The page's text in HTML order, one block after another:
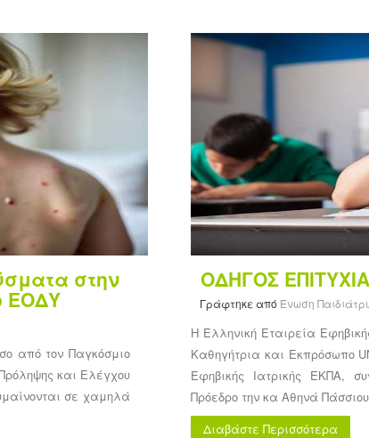
στην
ΕΟΔΥ
από τον Παγκόσμιο
και Ελέγχου
σε χαμηλά
ΟΔΗΓΟΣ
Γράφτηκε από Ένωση
Η Ελληνική Εταιρεία
Καθηγήτρια και Εκπρόσωπο
Εφηβικής Ιατρικής ΕΚΠΑ,
Πρόεδρο την κα Αθηνά
Διαβάστε Περισσότερα